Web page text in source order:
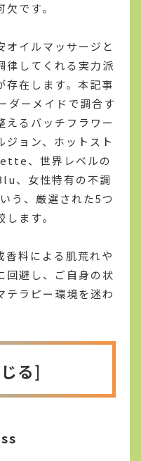
です。
オイルマッサージと
律してくれる実力派
存在します。本記事
ダーメイドで調合す
えるバッチフラワー
ジョン、ホットスト
、世界レベルの
、女性特有の不調
う、厳選された5つ
ます。
香料による肌荒れや
回避し、ご自身の状
テラピー環境を迷わ